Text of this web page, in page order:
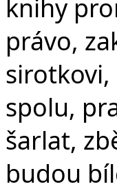
knihy
právo,
spolu,
šarlat,
budou